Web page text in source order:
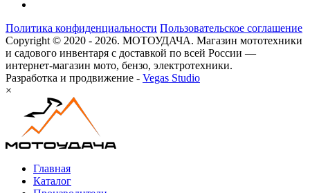
Политика конфиденциальности Пользовательское соглашение
Copyright © 2020 - 2026. МОТОУДАЧА. Магазин мототехники
и садового инвентаря с доставкой по всей России —
интернет-магазин мото, бензо, электротехники.
Разработка и продвижение - Vegas Studio
×
Главная
Каталог